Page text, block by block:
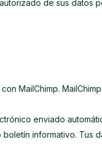
de sus datos
MailChimp.
enviado
informativo. Tus